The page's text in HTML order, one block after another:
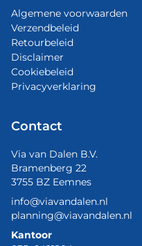
Algemene voorwaarden
Verzendbeleid
Retourbeleid
Disclaimer
Cookiebeleid
Privacyverklaring
Contact
Via van Dalen B.V.
Bramenberg 22
3755 BZ Eemnes
info@viavandalen.nl
planning@viavandalen.nl
Kantoor